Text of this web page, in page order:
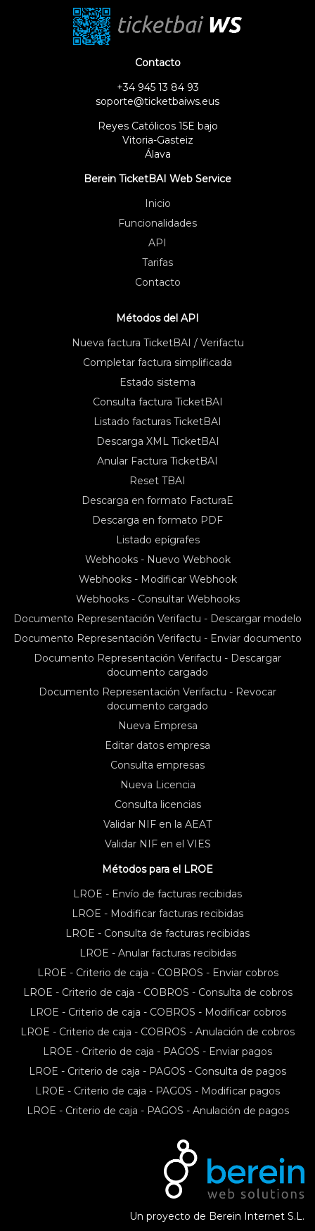
Contacto
+34 945 13 84 93
soporte@ticketbaiws.eus
Reyes Católicos 15E bajo
Vitoria-Gasteiz
Álava
Berein TicketBAI Web Service
Inicio
Funcionalidades
API
Tarifas
Contacto
Métodos del API
Nueva factura TicketBAI / Verifactu
Completar factura simplificada
Estado sistema
Consulta factura TicketBAI
Listado facturas TicketBAI
Descarga XML TicketBAI
Anular Factura TicketBAI
Reset TBAI
Descarga en formato FacturaE
Descarga en formato PDF
Listado epígrafes
Webhooks - Nuevo Webhook
Webhooks - Modificar Webhook
Webhooks - Consultar Webhooks
Documento Representación Verifactu - Descargar modelo
Documento Representación Verifactu - Enviar documento
Documento Representación Verifactu - Descargar
documento cargado
Documento Representación Verifactu - Revocar
documento cargado
Nueva Empresa
Editar datos empresa
Consulta empresas
Nueva Licencia
Consulta licencias
Validar NIF en la AEAT
Validar NIF en el VIES
Métodos para el LROE
LROE - Envío de facturas recibidas
LROE - Modificar facturas recibidas
LROE - Consulta de facturas recibidas
LROE - Anular facturas recibidas
LROE - Criterio de caja - COBROS - Enviar cobros
LROE - Criterio de caja - COBROS - Consulta de cobros
LROE - Criterio de caja - COBROS - Modificar cobros
LROE - Criterio de caja - COBROS - Anulación de cobros
LROE - Criterio de caja - PAGOS - Enviar pagos
LROE - Criterio de caja - PAGOS - Consulta de pagos
LROE - Criterio de caja - PAGOS - Modificar pagos
LROE - Criterio de caja - PAGOS - Anulación de pagos
Un proyecto de Berein Internet S.L.